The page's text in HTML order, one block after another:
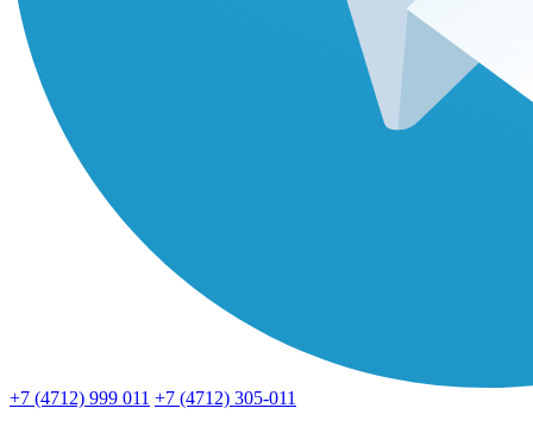
+7 (4712) 999 011 +7 (4712) 305-011